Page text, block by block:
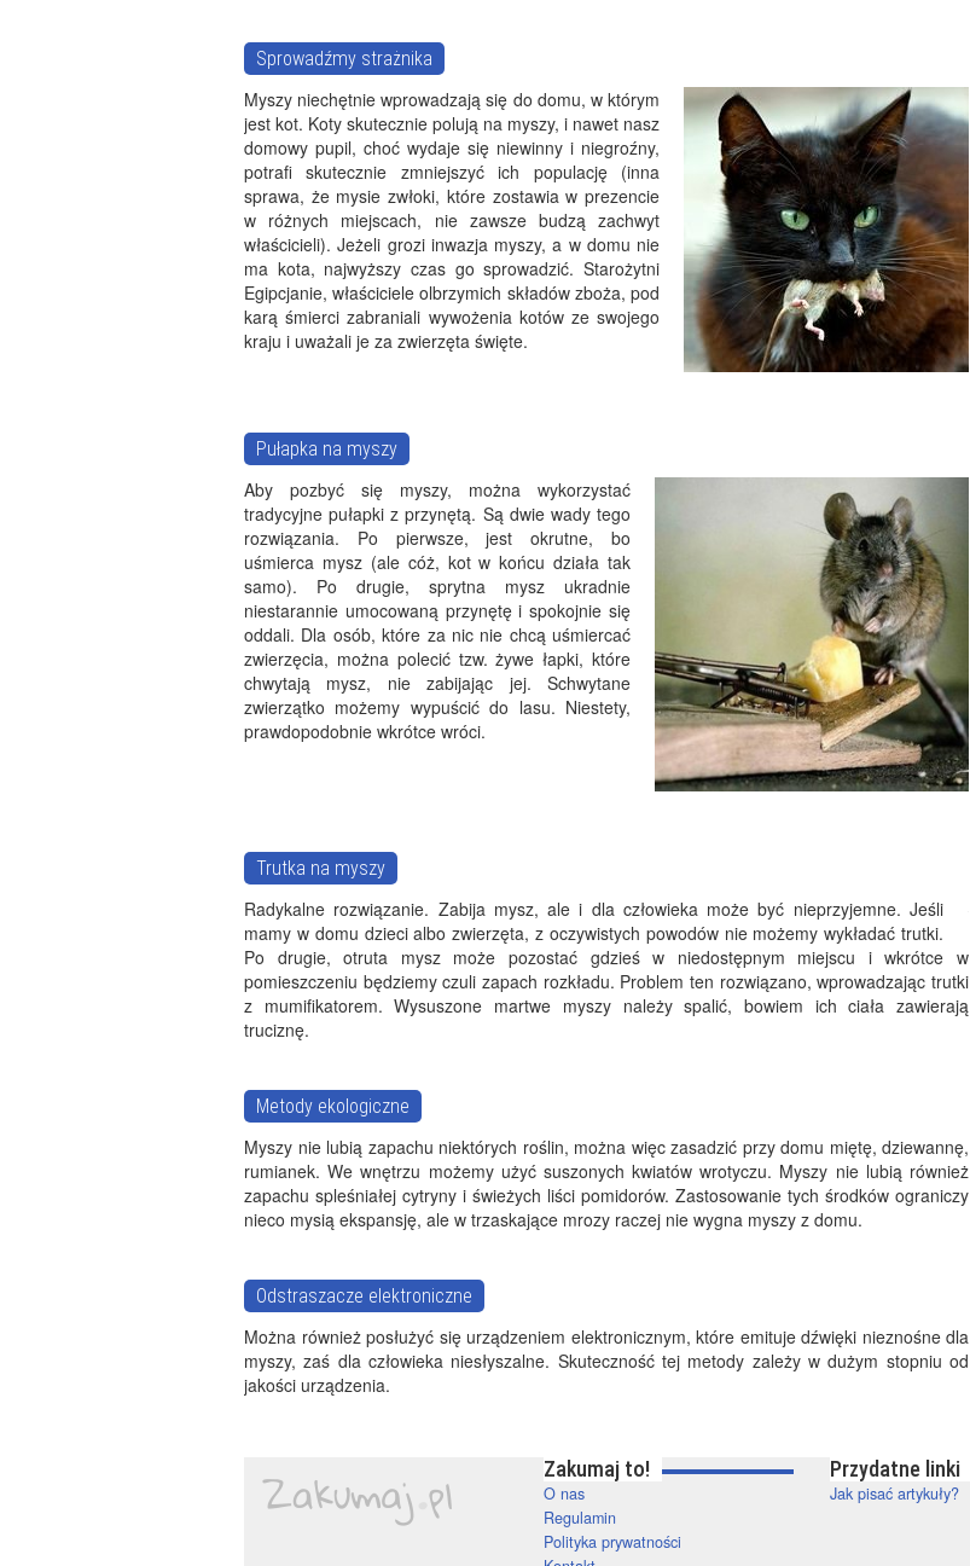
Sprowadźmy strażnika
Myszy niechętnie wprowadzają się do domu, w którym
jest kot. Koty skutecznie polują na myszy, i nawet nasz
domowy pupil, choć wydaje się niewinny i niegroźny,
potrafi skutecznie zmniejszyć ich populację (inna
sprawa, że mysie zwłoki, które zostawia w prezencie
w różnych miejscach, nie zawsze budzą zachwyt
właścicieli). Jeżeli grozi inwazja myszy, a w domu nie
ma kota, najwyższy czas go sprowadzić. Starożytni
Egipcjanie, właściciele olbrzymich składów zboża, pod
karą śmierci zabraniali wywożenia kotów ze swojego
kraju i uważali je za zwierzęta święte.
Pułapka na myszy
Aby pozbyć się myszy, można wykorzystać
tradycyjne pułapki z przynętą. Są dwie wady tego
rozwiązania. Po pierwsze, jest okrutne, bo
uśmierca mysz (ale cóż, kot w końcu działa tak
samo). Po drugie, sprytna mysz ukradnie
niestarannie umocowaną przynętę i spokojnie się
oddali. Dla osób, które za nic nie chcą uśmiercać
zwierzęcia, można polecić tzw. żywe łapki, które
chwytają mysz, nie zabijając jej. Schwytane
zwierzątko możemy wypuścić do lasu. Niestety,
prawdopodobnie wkrótce wróci.
Trutka na myszy
Radykalne rozwiązanie. Zabija mysz, ale i dla człowieka może być nieprzyjemne. Jeśli
mamy w domu dzieci albo zwierzęta, z oczywistych powodów nie możemy wykładać trutki.
Po drugie, otruta mysz może pozostać gdzieś w niedostępnym miejscu i wkrótce w
pomieszczeniu będziemy czuli zapach rozkładu. Problem ten rozwiązano, wprowadzając trutki
z mumifikatorem. Wysuszone martwe myszy należy spalić, bowiem ich ciała zawierają
truciznę.
Metody ekologiczne
Myszy nie lubią zapachu niektórych roślin, można więc zasadzić przy domu miętę, dziewannę,
rumianek. We wnętrzu możemy użyć suszonych kwiatów wrotyczu. Myszy nie lubią również
zapachu spleśniałej cytryny i świeżych liści pomidorów. Zastosowanie tych środków ograniczy
nieco mysią ekspansję, ale w trzaskające mrozy raczej nie wygna myszy z domu.
Odstraszacze elektroniczne
Można również posłużyć się urządzeniem elektronicznym, które emituje dźwięki nieznośne dla
myszy, zaś dla człowieka niesłyszalne. Skuteczność tej metody zależy w dużym stopniu od
jakości urządzenia.
Zakumaj to!
O nas
Regulamin
Polityka prywatności
Przydatne linki
Jak pisać artykuły?